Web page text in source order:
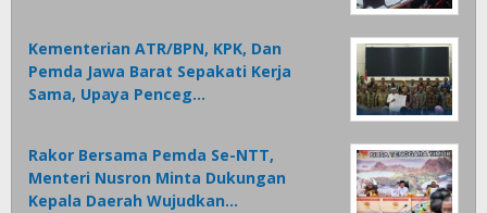
Kementerian ATR/BPN, KPK, Dan
Pemda Jawa Barat Sepakati Kerja
Sama, Upaya Penceg…
Rakor Bersama Pemda Se-NTT,
Menteri Nusron Minta Dukungan
Kepala Daerah Wujudkan…